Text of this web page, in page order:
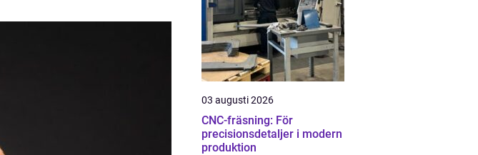
03 augusti 2026
CNC-fräsning: För
precisionsdetaljer i modern
produktion